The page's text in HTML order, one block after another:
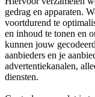
gedrag en apparaten.
voortdurend te
en inhoud te tonen en
kunnen jouw
aanbieders en je
advertentiekanalen,
diensten.